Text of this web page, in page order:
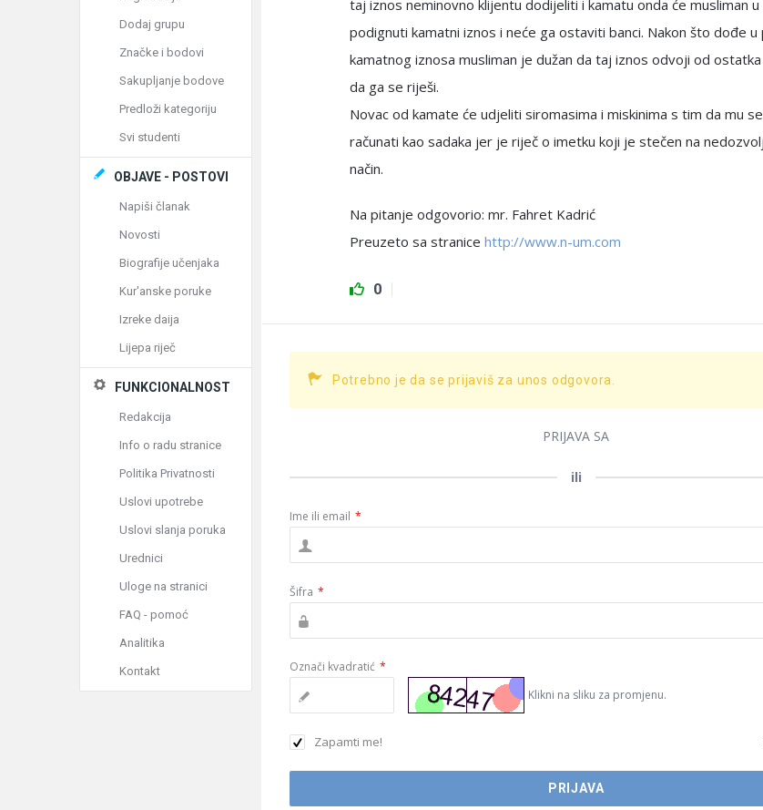
taj iznos neminovno klijentu dodijeliti i kamatu onda će musliman
podignuti kamatni iznos i neće ga ostaviti banci. Nakon što dođe u
kamatnog iznosa musliman je dužan da taj iznos odvoji od
da ga se riješi.
Novac od kamate će udjeliti siromasima i miskinima s tim da mu
računati kao sadaka jer je riječ o imetku koji je stečen na
način.
Na pitanje odgovorio: mr. Fahret Kadrić
Preuzeto sa stranice http://www.n-um.com
0
Potrebno je da se prijaviš za unos odgovora.
PRIJAVA SA
ili
Ime ili email *
Šifra *
Označi kvadratić *
Klikni na sliku za promjenu.
Zapamti me!
Dodaj grupu
Značke i bodovi
Sakupljanje bodove
Predloži kategoriju
Svi studenti
OBJAVE - POSTOVI
Napiši članak
Novosti
Biografije učenjaka
Kur'anske poruke
Izreke daija
Lijepa riječ
FUNKCIONALNOST
Redakcija
Info o radu stranice
Politika Privatnosti
Uslovi upotrebe
Uslovi slanja poruka
Urednici
Uloge na stranici
FAQ - pomoć
Analitika
Kontakt